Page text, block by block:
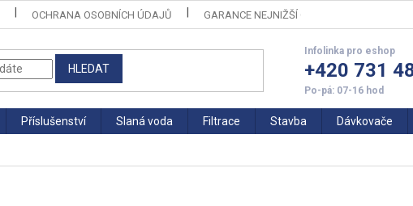
OCHRANA OSOBNÍCH ÚDAJŮ GARANCE NEJNIŽŠÍ CENY
HLEDAT +420 731
Příslušenství Slaná voda Filtrace Stavba Dávkovače